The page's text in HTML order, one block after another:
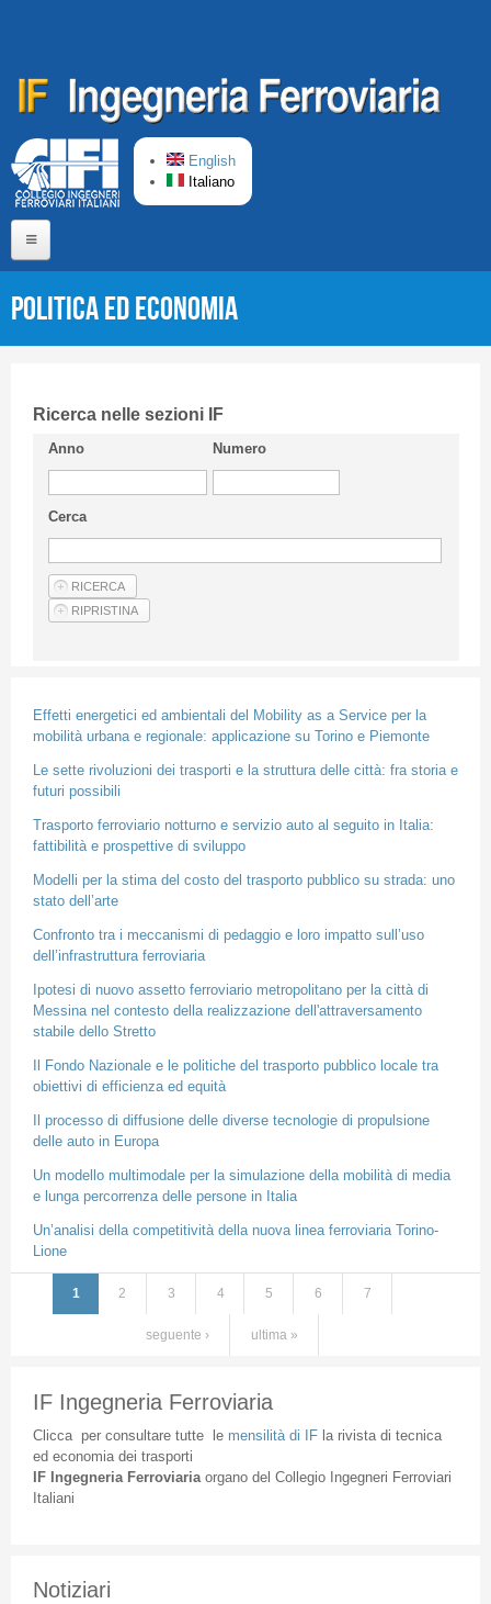
English
Italiano
CIFI in breve
Linee Guida
Privacy Policy
Articoli
Politica ed Economia
Ricerca nelle sezioni IF
Anno Numero
Cerca
Effetti energetici ed ambientali del Mobility as a Service per la
mobilità urbana e regionale: applicazione su Torino e Piemonte
Le sette rivoluzioni dei trasporti e la struttura delle città: fra storia e
futuri possibili
Trasporto ferroviario notturno e servizio auto al seguito in Italia:
fattibilità e prospettive di sviluppo
Modelli per la stima del costo del trasporto pubblico su strada: uno
stato dell’arte
Confronto tra i meccanismi di pedaggio e loro impatto sull’uso
dell’infrastruttura ferroviaria
Ipotesi di nuovo assetto ferroviario metropolitano per la città di
Messina nel contesto della realizzazione dell'attraversamento
stabile dello Stretto
Il Fondo Nazionale e le politiche del trasporto pubblico locale tra
obiettivi di efficienza ed equità
Il processo di diffusione delle diverse tecnologie di propulsione
delle auto in Europa
Un modello multimodale per la simulazione della mobilità di media
e lunga percorrenza delle persone in Italia
Un’analisi della competitività della nuova linea ferroviaria Torino-
Lione
Pagine
1 2 3 4 5 6 7
seguente › ultima »
IF Ingegneria Ferroviaria
Cliccaper consultare tuttele mensilità di IFla rivista di tecnica
ed economia dei trasporti
IF Ingegneria Ferroviaria organodel Collegio Ingegneri Ferroviari
Italiani
Notiziari